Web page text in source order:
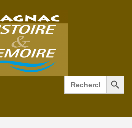
Search
for:
Search Button